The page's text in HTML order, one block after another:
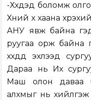
-Хүүхдэд боломж
Хүний хүү хаана
АНУ явж байна
руугаа орж байна
хүүхдүүд эхлээд
Дараа нь Их
Маш олон даваа
алхмыг нь хийлгэж